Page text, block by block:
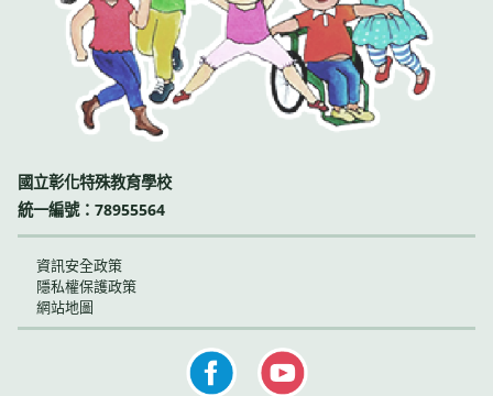
國立彰化特殊教育學校
統一編號：78955564
資訊安全政策
隱私權保護政策
網站地圖